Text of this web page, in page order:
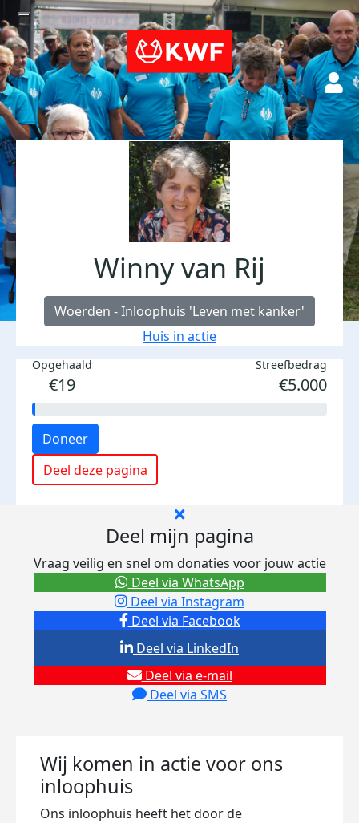
Winny van Rij
Woerden - Inloophuis 'Leven met kanker'
Huis in actie
Opgehaald
€19
Streefbedrag
€5.000
Doneer
Deel deze pagina
Deel mijn pagina
Vraag veilig en snel om donaties voor jouw actie
Deel via Facebook
Deel via Instagram
Deel via e-mail
Deel via SMS
Deel via LinkedIn
Deel via WhatsApp
Wij komen in actie voor ons
inloophuis
Ons inloophuis heeft het door de